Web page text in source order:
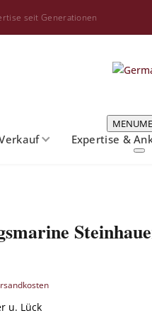
seit Generationen
MENU
Expertise &
Kriegsmarine Steinhauer
u. Lück